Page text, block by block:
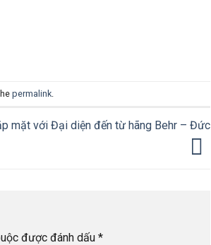
permalink.
mặt với Đại diện đến từ hãng Behr – Đức
được đánh dấu *